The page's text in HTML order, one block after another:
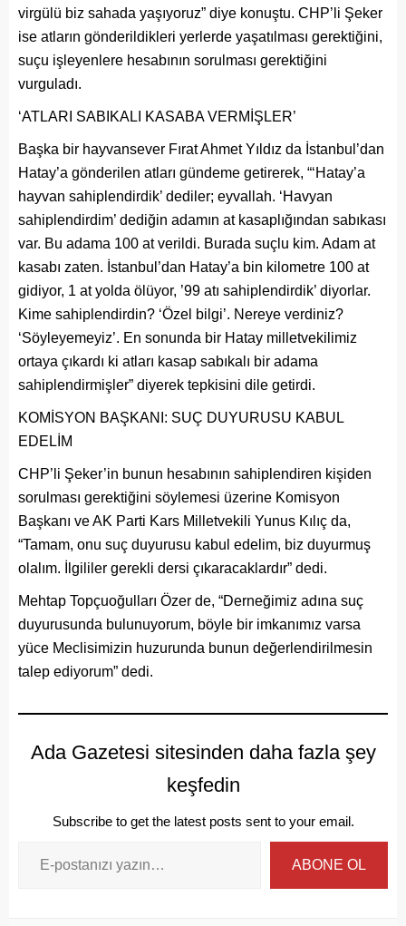
virgülü biz sahada yaşıyoruz” diye konuştu. CHP’li Şeker
ise atların gönderildikleri yerlerde yaşatılması gerektiğini,
suçu işleyenlere hesabının sorulması gerektiğini
vurguladı.
‘ATLARI SABIKALI KASABA VERMİŞLER’
Başka bir hayvansever Fırat Ahmet Yıldız da İstanbul’dan
Hatay’a gönderilen atları gündeme getirerek, “‘Hatay’a
hayvan sahiplendirdik’ dediler; eyvallah. ‘Havyan
sahiplendirdim’ dediğin adamın at kasaplığından sabıkası
var. Bu adama 100 at verildi. Burada suçlu kim. Adam at
kasabı zaten. İstanbul’dan Hatay’a bin kilometre 100 at
gidiyor, 1 at yolda ölüyor, ’99 atı sahiplendirdik’ diyorlar.
Kime sahiplendirdin? ‘Özel bilgi’. Nereye verdiniz?
‘Söyleyemeyiz’. En sonunda bir Hatay milletvekilimiz
ortaya çıkardı ki atları kasap sabıkalı bir adama
sahiplendirmişler” diyerek tepkisini dile getirdi.
KOMİSYON BAŞKANI: SUÇ DUYURUSU KABUL
EDELİM
CHP’li Şeker’in bunun hesabının sahiplendiren kişiden
sorulması gerektiğini söylemesi üzerine Komisyon
Başkanı ve AK Parti Kars Milletvekili Yunus Kılıç da,
“Tamam, onu suç duyurusu kabul edelim, biz duyurmuş
olalım. İlgililer gerekli dersi çıkaracaklardır” dedi.
Mehtap Topçuoğulları Özer de, “Derneğimiz adına suç
duyurusunda bulunuyorum, böyle bir imkanımız varsa
yüce Meclisimizin huzurunda bunun değerlendirilmesin
talep ediyorum” dedi.
Ada Gazetesi sitesinden daha fazla şey
keşfedin
Subscribe to get the latest posts sent to your email.
ABONE OL